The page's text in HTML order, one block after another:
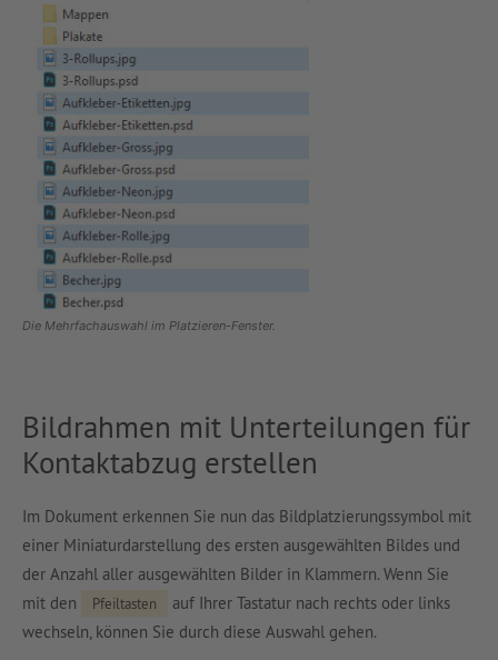
Die Mehrfachauswahl im Platzieren-Fenster.
Bildrahmen mit Unterteilungen für
Kontaktabzug erstellen
Im Dokument erkennen Sie nun das Bildplatzierungssymbol mit
einer Miniaturdarstellung des ersten ausgewählten Bildes und
der Anzahl aller ausgewählten Bilder in Klammern. Wenn Sie
mit den
Pfeiltasten
auf Ihrer Tastatur nach rechts oder links
wechseln, können Sie durch diese Auswahl gehen.